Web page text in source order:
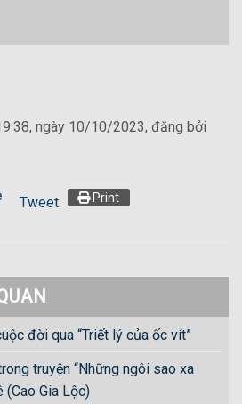
ngày 10/10/2023, đăng bởi
Tweet Print
đời qua “Triết lý của ốc vít”
truyện “Những ngôi sao xa
(Cao Gia Lộc)